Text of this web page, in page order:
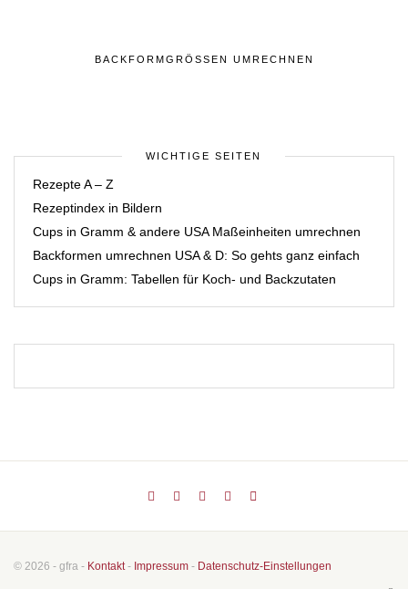
BACKFORMGRÖSSEN UMRECHNEN
WICHTIGE SEITEN
Rezepte A – Z
Rezeptindex in Bildern
Cups in Gramm & andere USA Maßeinheiten umrechnen
Backformen umrechnen USA & D: So gehts ganz einfach
Cups in Gramm: Tabellen für Koch- und Backzutaten
© 2026 - gfra - Kontakt- Impressum - Datenschutz-Einstellungen